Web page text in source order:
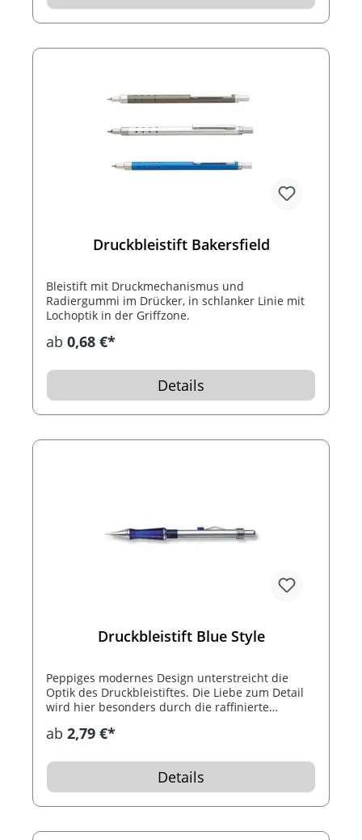
Druckbleistift Bakersfield
Bleistift mit Druckmechanismus und
Radiergummi im Drücker, in schlanker Linie mit
Lochoptik in der Griffzone.
ab 0,68 €*
Details
Druckbleistift Blue Style
Peppiges modernes Design unterstreicht die
Optik des Druckbleistiftes. Die Liebe zum Detail
wird hier besonders durch die raffinierte
ab 2,79 €*
Details